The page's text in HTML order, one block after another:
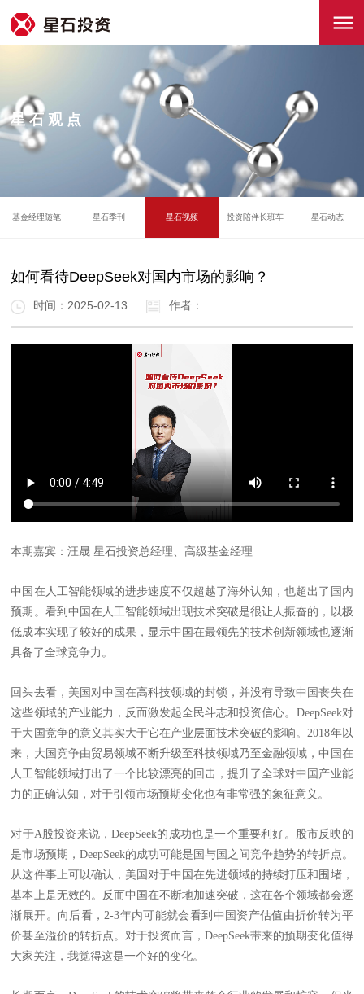
星石观点
基金经理随笔 星石季刊 星石视频 投资陪伴长班车 星石动态
如何看待DeepSeek对国内市场的影响？
时间：2025-02-13 作者：
本期嘉宾：汪晟 星石投资总经理、高级基金经理
中国在人工智能领域的进步速度不仅超越了海外认知，也超出了国内
预期。看到中国在人工智能领域出现技术突破是很让人振奋的，以极
低成本实现了较好的成果，显示中国在最领先的技术创新领域也逐渐
具备了全球竞争力。
回头去看，美国对中国在高科技领域的封锁，并没有导致中国丧失在
这些领域的产业能力，反而激发起全民斗志和投资信心。 DeepSeek对
于大国竞争的意义其实大于它在产业层面技术突破的影响。2018年以
来，大国竞争由贸易领域不断升级至科技领域乃至金融领域，中国在
人工智能领域打出了一个比较漂亮的回击，提升了全球对中国产业能
力的正确认知，对于引领市场预期变化也有非常强的象征意义。
对于A股投资来说，DeepSeek的成功也是一个重要利好。股市反映的
是市场预期，DeepSeek的成功可能是国与国之间竞争趋势的转折点。
从这件事上可以确认，美国对于中国在先进领域的持续打压和围堵，
基本上是无效的。反而中国在不断地加速突破，这在各个领域都会逐
渐展开。向后看，2-3年内可能就会看到中国资产估值由折价转为平
价甚至溢价的转折点。对于投资而言，DeepSeek带来的预期变化值得
大家关注，我觉得这是一个好的变化。